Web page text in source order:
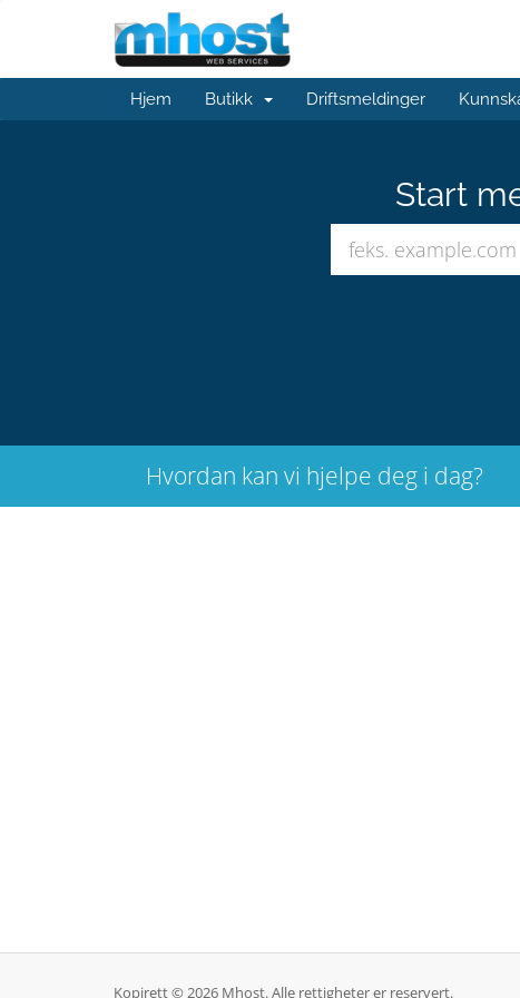
Hjem Butikk Driftsmeldinger
Start
Hvordan kan vi hjelpe deg i dag?
Kopirett © 2026 Mhost. Alle rettigheter er reservert.